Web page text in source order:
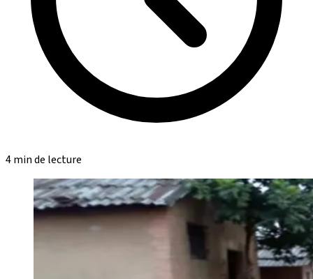
4 min de lecture